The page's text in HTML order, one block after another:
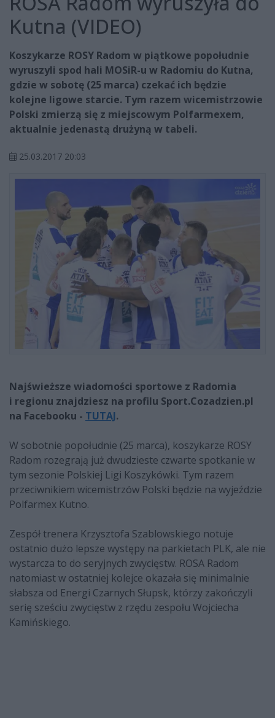
Kutna (VIDEO)
Koszykarze ROSY Radom w piątkowe popołudnie
wyruszyli spod hali MOSiR-u w Radomiu do Kutna,
gdzie w sobotę (25 marca) czekać ich będzie
kolejne ligowe starcie. Tym razem wicemistrzowie
Polski zmierzą się z miejscowym Polfarmexem,
aktualnie jedenastą drużyną w tabeli.
25.03.2017 20:03
Najświeższe wiadomości sportowe z Radomia
i regionu znajdziesz na profilu Sport.Cozadzien.pl
na Facebooku - TUTAJ.
W sobotnie popołudnie (25 marca), koszykarze ROSY
Radom rozegrają już dwudzieste czwarte spotkanie w
tym sezonie Polskiej Ligi Koszykówki. Tym razem
przeciwnikiem wicemistrzów Polski będzie na wyjeździe
Polfarmex Kutno.
Zespół trenera Krzysztofa Szablowskiego notuje
ostatnio dużo lepsze występy na parkietach PLK, ale nie
wystarcza to do seryjnych zwycięstw. ROSA Radom
natomiast w ostatniej kolejce okazała się minimalnie
słabsza od Energi Czarnych Słupsk, którzy zakończyli
serię sześciu zwycięstw z rzędu zespołu Wojciecha
Kamińskiego.